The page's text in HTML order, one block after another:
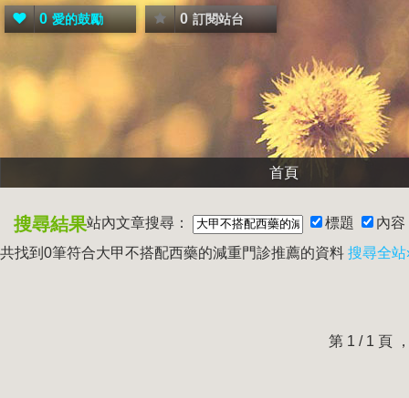
0 愛的鼓勵 0 訂閱站台
首頁
搜尋結果站內文章搜尋： 標題
內容
共找到0筆符合大甲不搭配西藥的減重門診推薦的資料 搜尋全站
第 1 / 1